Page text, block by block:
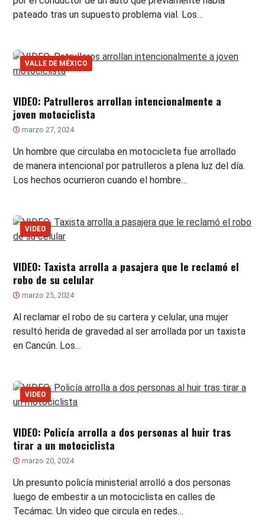
pateado tras un supuesto problema vial. Los…
VALLE DE MÉXICO
VIDEO: Patrulleros arrollan intencionalmente a
joven motociclista
marzo 27, 2024
Un hombre que circulaba en motocicleta fue arrollado
de manera intencional por patrulleros a plena luz del día.
Los hechos ocurrieron cuando el hombre…
VIDEO
VIDEO: Taxista arrolla a pasajera que le reclamó el
robo de su celular
marzo 25, 2024
Al reclamar el robo de su cartera y celular, una mujer
resultó herida de gravedad al ser arrollada por un taxista
en Cancún. Los…
VIDEO
VIDEO: Policía arrolla a dos personas al huir tras
tirar a un motociclista
marzo 20, 2024
Un presunto policía ministerial arrolló a dos personas
luego de embestir a un motociclista en calles de
Tecámac. Un video que circula en redes…